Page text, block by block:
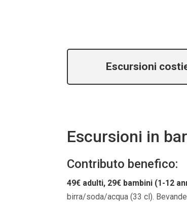
Escursioni
Escursioni in
Contributo benefico:
49€ adulti, 29€ bambini (1-12
birra/soda/acqua (33 cl).